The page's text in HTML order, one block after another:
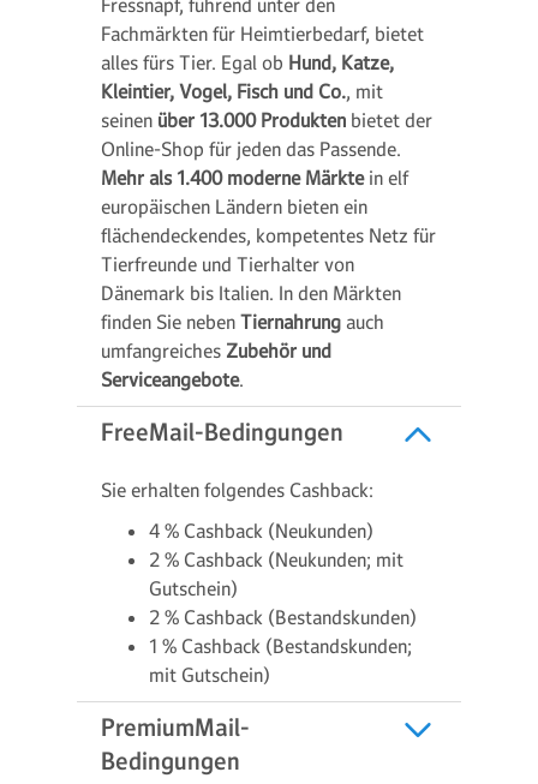
Fressnapf, führend unter den
Fachmärkten für Heimtierbedarf, bietet
alles fürs Tier. Egal ob Hund, Katze,
Kleintier, Vogel, Fisch und Co., mit
seinen über 13.000 Produkten bietet der
Online-Shop für jeden das Passende.
Mehr als 1.400 moderne Märktein elf
europäischen Ländern bieten ein
flächendeckendes, kompetentes Netz für
Tierfreunde und Tierhalter von
Dänemark bis Italien. In den Märkten
finden Sie neben Tiernahrung auch
umfangreiches Zubehör und
Serviceangebote.
FreeMail-Bedingungen
Sie erhalten folgendes Cashback:
4 % Cashback (Neukunden)
2 % Cashback (Neukunden; mit
Gutschein)
2 % Cashback (Bestandskunden)
1 % Cashback (Bestandskunden;
mit Gutschein)
PremiumMail-
Bedingungen